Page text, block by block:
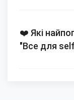
❤️ Які
"Все для